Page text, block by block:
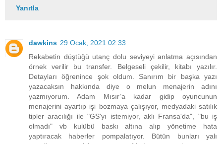
Yanıtla
dawkins 29 Ocak, 2021 02:33
Rekabetin düştüğü utanç dolu seviyeyi anlatma açısından
örnek verilir bu transfer. Belgeseli çekilir, kitabı yazılır.
Detayları öğrenince şok oldum. Sanırım bir başka yazı
yazacaksın hakkında diye o melun menajerin adını
yazmıyorum. Adam Mısır’a kadar gidip oyuncunun
menajerini ayartıp işi bozmaya çalışıyor, medyadaki satılık
tipler aracılığı ile "GS'yı istemiyor, aklı Fransa'da", "bu iş
olmadı" vb kulübü baskı altına alıp yönetime hata
yaptıracak haberler pompalatıyor. Bütün bunları yalı